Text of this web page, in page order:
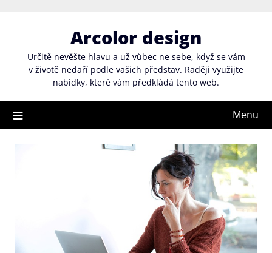
Arcolor design
Určitě nevěšte hlavu a už vůbec ne sebe, když se vám
v životě nedaří podle vašich představ. Raději využijte
nabídky, které vám předkládá tento web.
Menu